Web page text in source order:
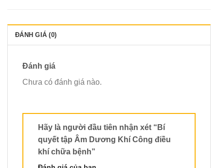
ĐÁNH GIÁ (0)
Đánh giá
Chưa có đánh giá nào.
Hãy là người đầu tiên nhận xét “Bí
quyết tập Âm Dương Khí Công điều
khí chữa bệnh”